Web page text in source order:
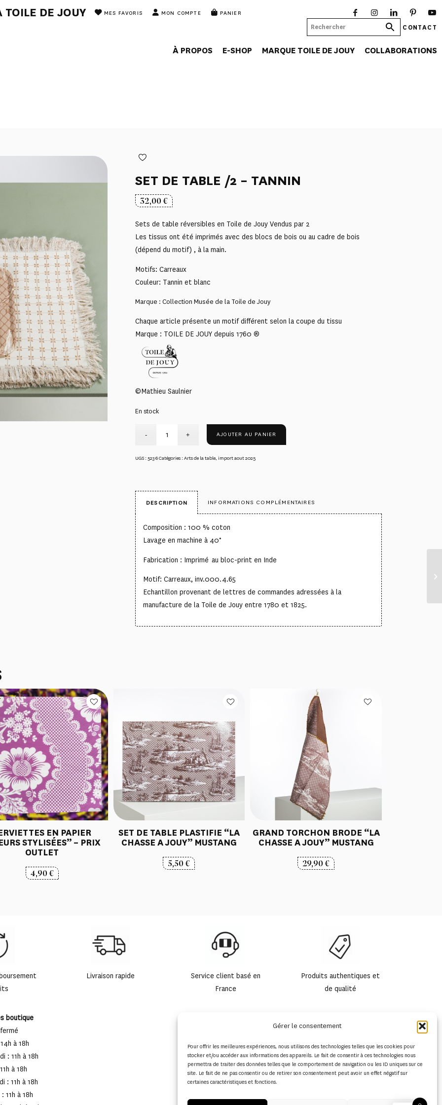
Gérer le consentement
Pour offrir les meilleures expériences, nous utilisons des technologies telles que les cookies pour
stocker et/ou accéder aux informations des appareils. Le fait de consentir à ces technologies nous
permettra de traiter des données telles que le comportement de navigation ou les ID uniques sur ce
site. Le fait de ne pas consentir ou de retirer son consentement peut avoir un effet négatif sur
certaines caractéristiques et fonctions.
TOILE DE JOUY MES FAVORIS MON COMPTE PANIER
CONTACT
À PROPOS E-SHOP MARQUE TOILE DE JOUY COLLABORATIONS
SET DE TABLE /2 – TANNIN
32,00€
Sets de table réversibles en Toile de Jouy Vendus par 2
Les tissus ont été imprimés avec des blocs de bois ou au cadre de bois
(dépend du motif) , à la main.
Motifs: Carreaux
Couleur: Tannin et blanc
Marque : Collection Musée de la Toile de Jouy
Chaque article présente un motif différent selon la coupe du tissu
Marque : TOILE DE JOUY depuis 1760 ®
©Mathieu Saulnier
En stock
AJOUTER AU PANIER
UGS : 5236Catégories :Arts de la table, import aout 2025
DESCRIPTION INFORMATIONS COMPLÉMENTAIRES
Composition : 100 % coton
Lavage en machine à 40°
Fabrication : Imprimé au bloc-print en Inde
Motif: Carreaux, inv.000.4.65
Echantillon provenant de lettres de commandes adressées à la
manufacture de la Toile de Jouy entre 1780 et 1825.
EN PAPIER
STYLISÉES” – PRIX
OUTLET
4,90€
SET DE TABLE PLASTIFIE “LA
CHASSE A JOUY” MUSTANG
5,50€
GRAND TORCHON BRODE “LA
CHASSE A JOUY” MUSTANG
29,90€
Livraison rapide
Service client basé en
France
Produits authentiques et
de qualité
boutique
à 18h
: 11h à 18h
à 18h
: 11h à 18h
11h à 18h